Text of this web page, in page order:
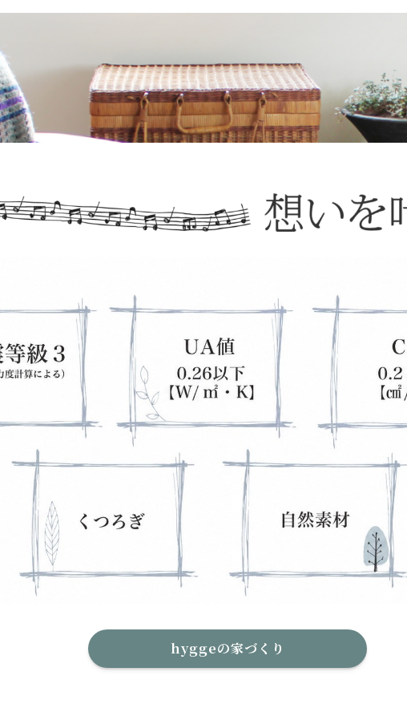
hyggeの家づくり